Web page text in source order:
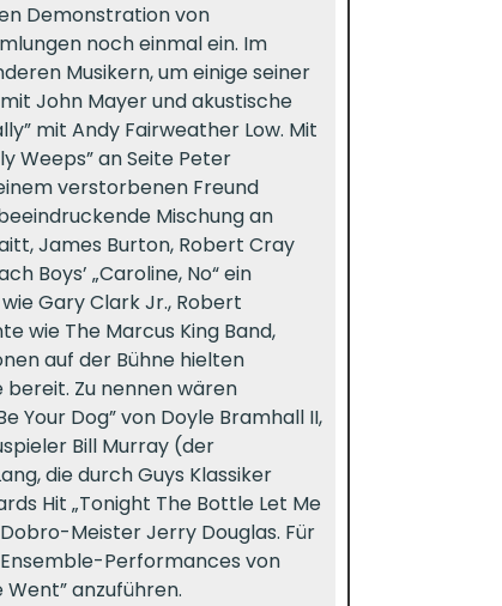
Demonstration von
noch einmal ein. Im
Musikern, um einige seiner
John Mayer und akustische
mit Andy Fairweather Low. Mit
Weeps” an Seite Peter
verstorbenen Freund
Mischung an
James Burton, Robert Cray
Boys’ „Caroline, No“ ein
Gary Clark Jr., Robert
wie The Marcus King Band,
auf der Bühne hielten
Zu nennen wären
Your Dog” von Doyle Bramhall II,
Bill Murray (der
die durch Guys Klassiker
Hit „Tonight The Bottle Let Me
Meister Jerry Douglas. Für
Performances von
Went” anzuführen.